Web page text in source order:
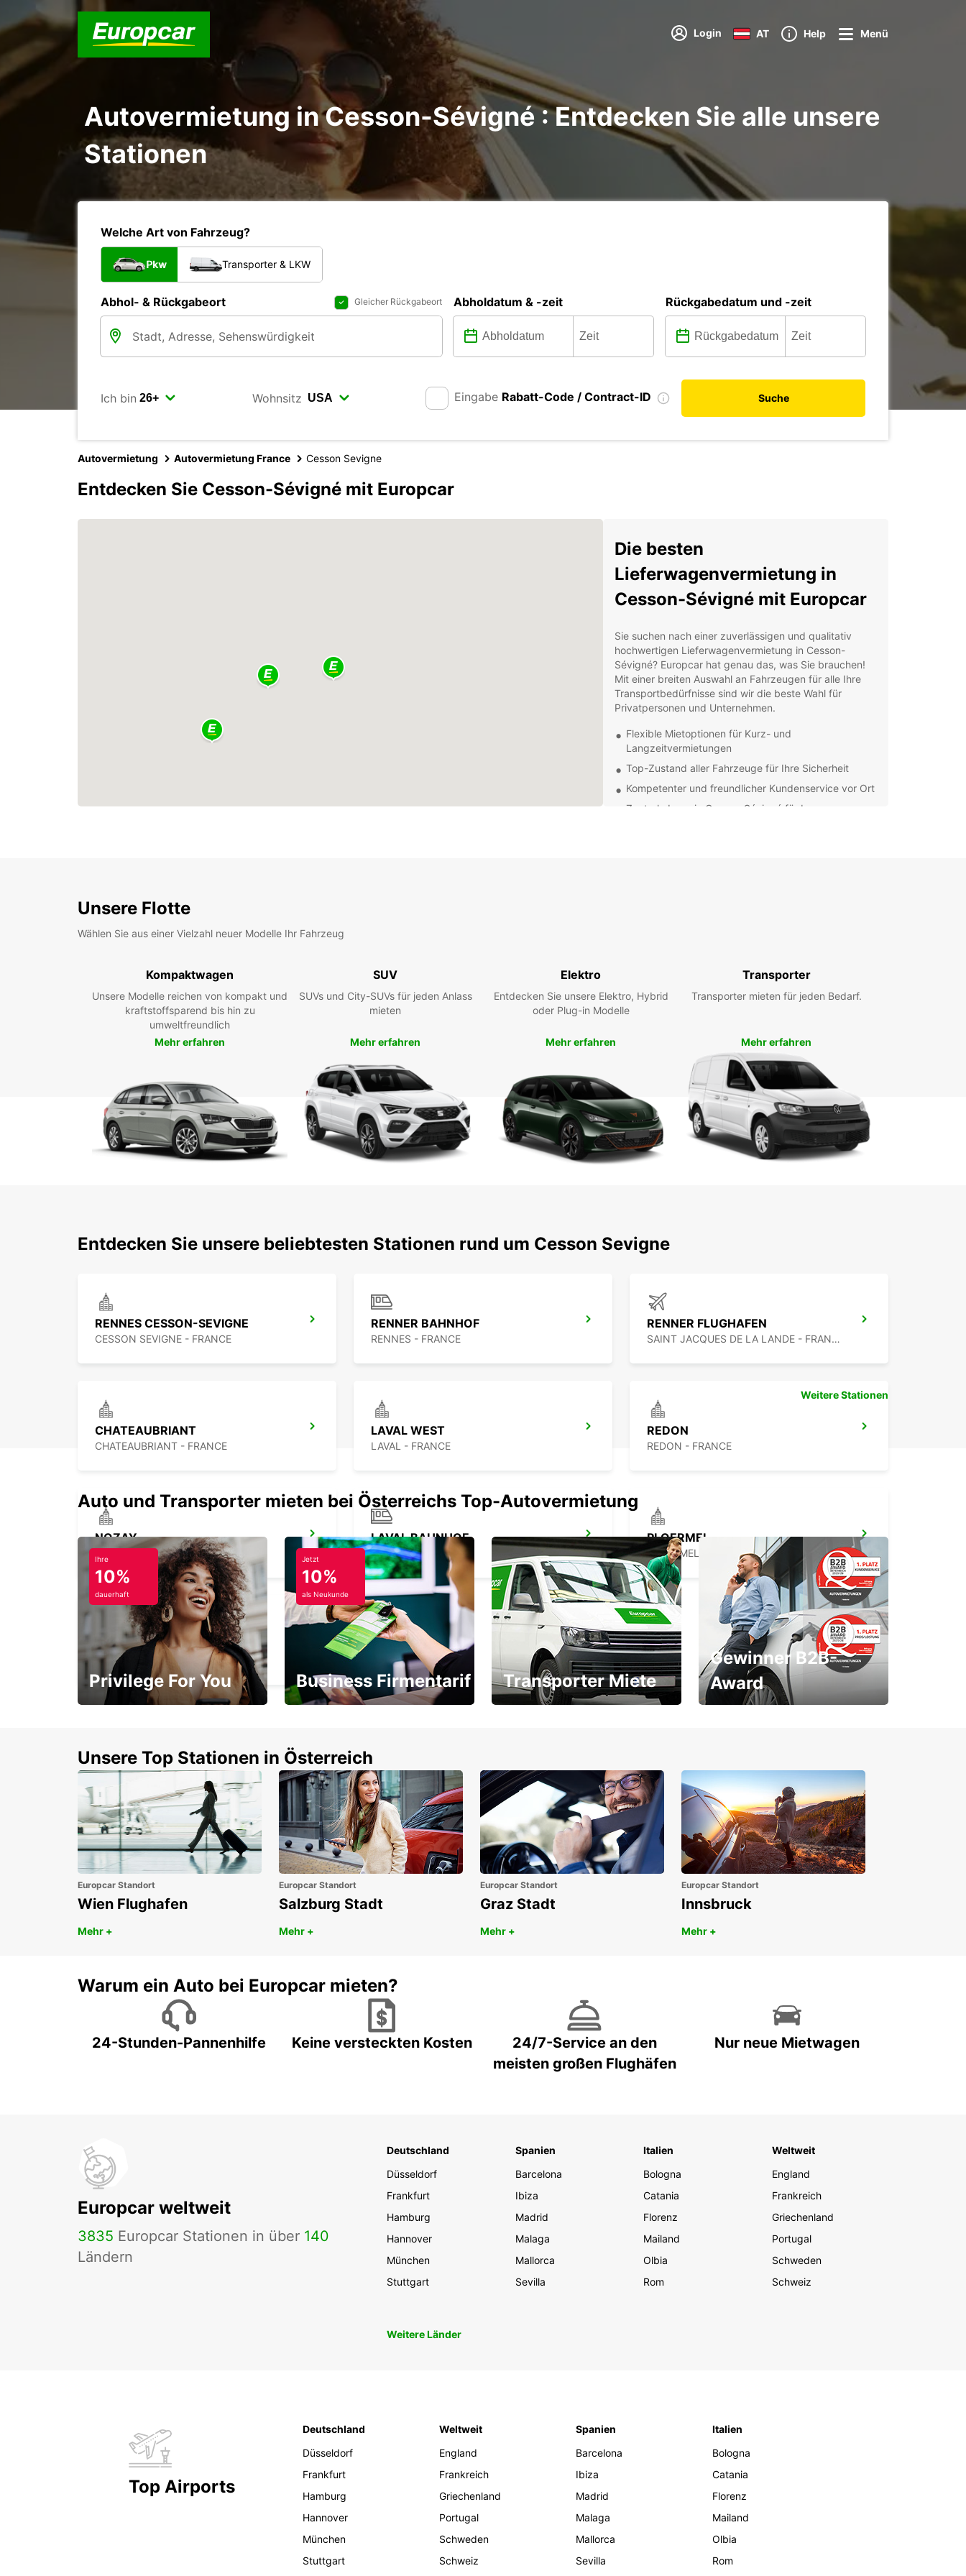
Login AT Help Menü
Autovermietung in Cesson-Sévigné : Entdecken Sie alle unsere
Stationen
Welche Art von Fahrzeug?
Pkw Transporter & LKW
Abhol- & Rückgabeort Gleicher Rückgabeort Abholdatum & -zeit Rückgabedatum und -zeit
Ich bin Wohnsitz Eingabe Rabatt-Code / Contract-ID Suche
Autovermietung Autovermietung France Cesson Sevigne
Entdecken Sie Cesson-Sévigné mit Europcar
Die besten
Lieferwagenvermietung in
Cesson-Sévigné mit Europcar
Sie suchen nach einer zuverlässigen und qualitativ
hochwertigen Lieferwagenvermietung in Cesson-
Sévigné? Europcar hat genau das, was Sie brauchen!
Mit einer breiten Auswahl an Fahrzeugen für alle Ihre
Transportbedürfnisse sind wir die beste Wahl für
Privatpersonen und Unternehmen.
Flexible Mietoptionen für Kurz- und
Langzeitvermietungen
Top-Zustand aller Fahrzeuge für Ihre Sicherheit
Kompetenter und freundlicher Kundenservice vor Ort
Zentrale Lage in Cesson-Sévigné für bequemes
unsere Lieferwagenvermietung in Cesson-Sévigné zu
erfahren.
Unsere Flotte
Wählen Sie aus einer Vielzahl neuer Modelle Ihr Fahrzeug
Kompaktwagen
Unsere Modelle reichen von kompakt und
kraftstoffsparend bis hin zu
umweltfreundlich
Mehr erfahren
SUV
SUVs und City-SUVs für jeden Anlass
mieten
Mehr erfahren
Elektro
Entdecken Sie unsere Elektro, Hybrid
oder Plug-in Modelle
Mehr erfahren
Transporter
Transporter mieten für jeden Bedarf.
Mehr erfahren
Entdecken Sie unsere beliebtesten Stationen rund um Cesson Sevigne
RENNES CESSON-SEVIGNE
CESSON SEVIGNE - FRANCE
RENNER BAHNHOF
RENNES - FRANCE
RENNER FLUGHAFEN
SAINT JACQUES DE LA LANDE - FRANCE
CHATEAUBRIANT
CHATEAUBRIANT - FRANCE
LAVAL WEST
LAVAL - FRANCE
REDON
REDON - FRANCE
NOZAY
NOZAY - FRANCE
LAVAL BAHNHOF
LAVAL - FRANCE
PLOERMEL
PLOERMEL - FRANCE
LAVAL
CHANGE - FRANCE
Weitere Stationen
Auto und Transporter mieten bei Österreichs Top-Autovermietung
Ihre
10%
dauerhaft
Privilege For You
Jetzt
10%
als Neukunde
Business Firmentarif Transporter Miete
Gewinner B2B-
Award
Unsere Top Stationen in Österreich
Europcar Standort
Wien Flughafen
Mehr +
Europcar Standort
Salzburg Stadt
Mehr +
Europcar Standort
Graz Stadt
Mehr +
Europcar Standort
Innsbruck
Mehr +
Warum ein Auto bei Europcar mieten?
24-Stunden-Pannenhilfe Keine versteckten Kosten
24/7-Service an den
meisten großen Flughäfen
Nur neue Mietwagen
Europcar weltweit
3835 Europcar Stationen in über 140
Ländern
Deutschland
Düsseldorf
Frankfurt
Hamburg
Hannover
München
Stuttgart
Spanien
Barcelona
Ibiza
Madrid
Malaga
Mallorca
Sevilla
Italien
Bologna
Catania
Florenz
Mailand
Olbia
Rom
Weltweit
England
Frankreich
Griechenland
Portugal
Schweden
Schweiz
Weitere Länder
Top Airports
Deutschland
Düsseldorf
Frankfurt
Hamburg
Hannover
München
Stuttgart
Weltweit
England
Frankreich
Griechenland
Portugal
Schweden
Schweiz
Spanien
Barcelona
Ibiza
Madrid
Malaga
Mallorca
Sevilla
Italien
Bologna
Catania
Florenz
Mailand
Olbia
Rom